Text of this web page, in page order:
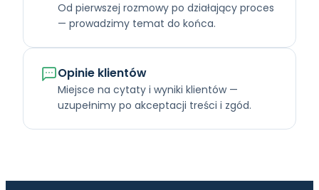
Od pierwszej rozmowy po działający proces
— prowadzimy temat do końca.
Opinie klientów
Miejsce na cytaty i wyniki klientów —
uzupełnimy po akceptacji treści i zgód.